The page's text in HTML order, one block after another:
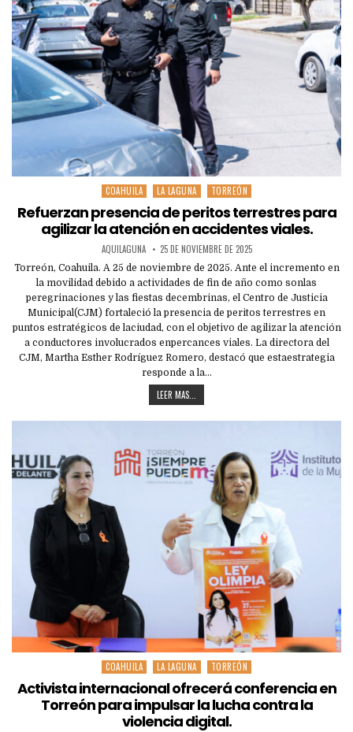
Posted
COAHUILA LA LAGUNA TORREÓN
Refuerzan presencia de peritos terrestres para
agilizar la atención en accidentes viales.
AQUILAGUNA 25 DE NOVIEMBRE DE 2025
Torreón, Coahuila. A 25 de noviembre de 2025. Ante el incremento en
la movilidad debido a actividades de fin de año como sonlas
peregrinaciones y las fiestas decembrinas, el Centro de Justicia
Municipal(CJM) fortaleció la presencia de peritos terrestres en
puntos estratégicos de laciudad, con el objetivo de agilizar la atención
a conductores involucrados enpercances viales. La directora del
CJM, Martha Esther Rodríguez Romero, destacó que estaestrategia
responde a la…
LEER MAS...
Posted
COAHUILA LA LAGUNA TORREÓN
Activista internacional ofrecerá conferencia en
Torreón para impulsar la lucha contra la
violencia digital.